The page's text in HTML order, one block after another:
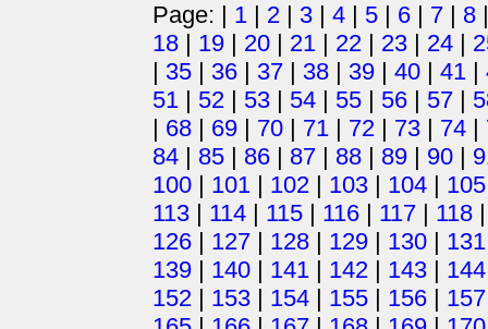
Page: | 1 | 2 | 3 | 4 | 5 | 6 | 7 | 8
18 | 19 | 20 | 21 | 22 | 23 | 24 |
| 35 | 36 | 37 | 38 | 39 | 40 | 41 |
51 | 52 | 53 | 54 | 55 | 56 | 57 |
| 68 | 69 | 70 | 71 | 72 | 73 | 74 |
84 | 85 | 86 | 87 | 88 | 89 | 90 |
100 | 101 | 102 | 103 | 104 | 105
113 | 114 | 115 | 116 | 117 | 118
126 | 127 | 128 | 129 | 130 | 131
139 | 140 | 141 | 142 | 143 | 144
152 | 153 | 154 | 155 | 156 | 157